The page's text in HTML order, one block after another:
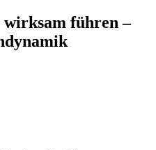
wirksam führen –